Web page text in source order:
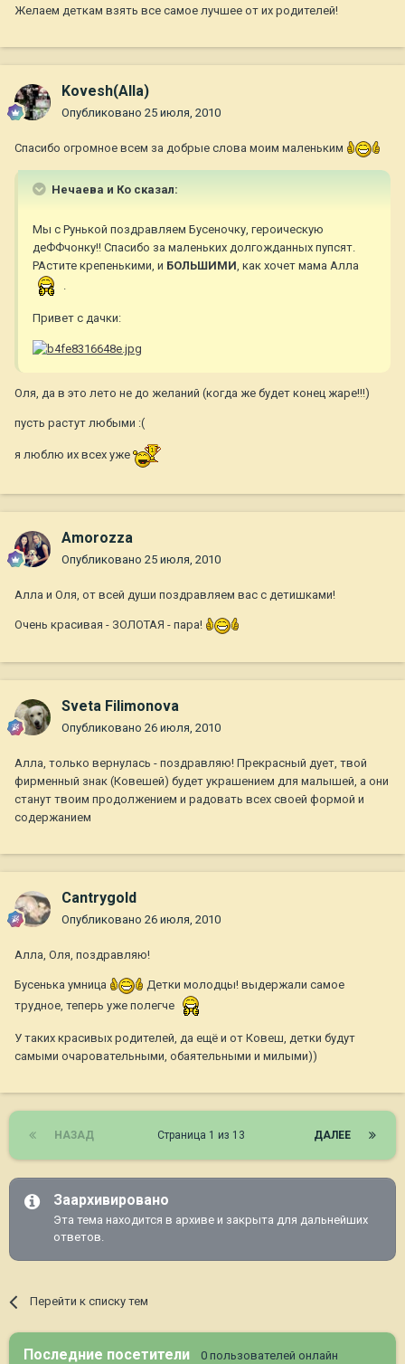
Желаем деткам взять все самое лучшее от их родителей!
Kovesh(Alla)
Опубликовано 25 июля, 2010
Спасибо огромное всем за добрые слова моим маленьким
Нечаева и Ко сказал:
Мы с Рунькой поздравляем Бусеночку, героическую
деФФчонку!! Спасибо за маленьких долгожданных пупсят.
РАстите крепенькими, и БОЛЬШИМИ , как хочет мама Алла
Привет с дачки:
Оля, да в это лето не до желаний (когда же будет конец жаре!!!)
пусть растут любыми :(
я люблю их всех уже
Amorozza
Опубликовано 25 июля, 2010
Алла и Оля, от всей души поздравляем вас с детишками!
Очень красивая - ЗОЛОТАЯ - пара!
Sveta Filimonova
Опубликовано 26 июля, 2010
Алла, только вернулась - поздравляю! Прекрасный дует, твой
фирменный знак (Ковешей) будет украшением для малышей, а они
станут твоим продолжением и радовать всех своей формой и
содержанием
Cantrygold
Опубликовано 26 июля, 2010
Алла, Оля, поздравляю!
Бусенька умница
Детки молодцы! выдержали самое
трудное, теперь уже полегче
У таких красивых родителей, да ещё и от Ковеш, детки будут
самыми очаровательными, обаятельными и милыми))
НАЗАД ДАЛЕЕ
Страница 1 из 13
Заархивировано
Эта тема находится в архиве и закрыта для дальнейших
ответов.
Перейти к списку тем
Последние посетители 0 пользователей онлайн